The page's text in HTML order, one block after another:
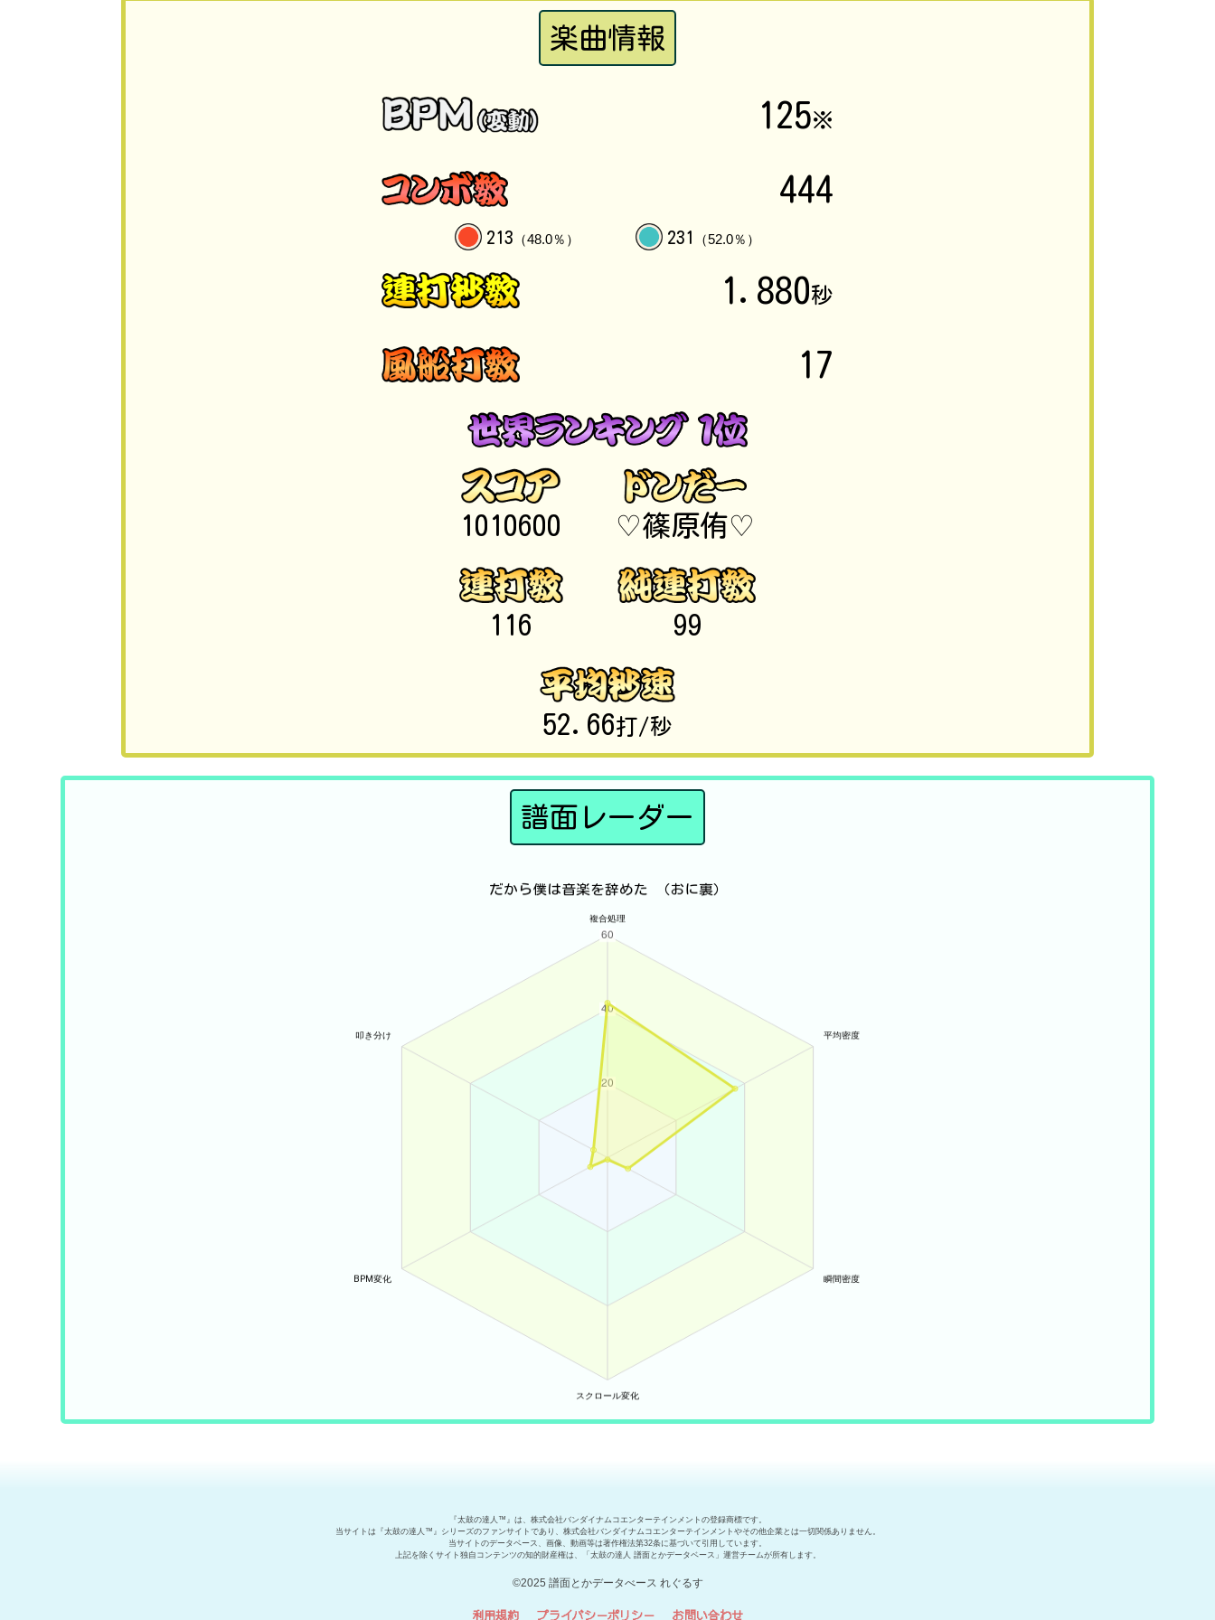
楽曲情報
125※
444
213 （48.0％） 231 （52.0％）
1.880秒
17
1010600 ♡篠原侑♡
116 99
52.66打/秒
譜面レーダー
『太鼓の達人™』は、株式会社バンダイナムコエンターテインメントの登録商標です。
当サイトは『太鼓の達人™』シリーズのファンサイトであり、株式会社バンダイナムコエンターテインメントやその他企業とは一切関係ありません。
当サイトのデータベース、画像、動画等は著作権法第32条に基づいて引用しています。
上記を除くサイト独自コンテンツの知的財産権は、「太鼓の達人 譜面とかデータベース」運営チームが所有します。
©2025 譜面とかデータべース れぐるす
利用規約 プライバシーポリシー お問い合わせ